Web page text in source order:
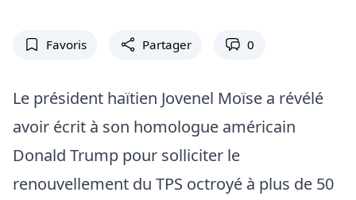
Favoris Partager 0
Le président haïtien Jovenel Moïse a révélé
avoir écrit à son homologue américain
Donald Trump pour solliciter le
renouvellement du TPS octroyé à plus de 50